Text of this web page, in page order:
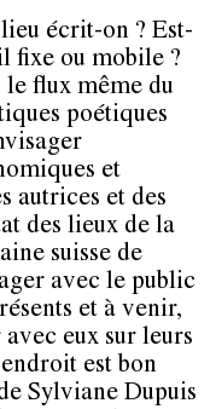
écrit-on ? Est-
fixe ou mobile ?
flux même du
poétiques
et
autrices et des
des lieux de la
suisse de
avec le public
et à venir,
eux sur leurs
est bon
Sylviane Dupuis